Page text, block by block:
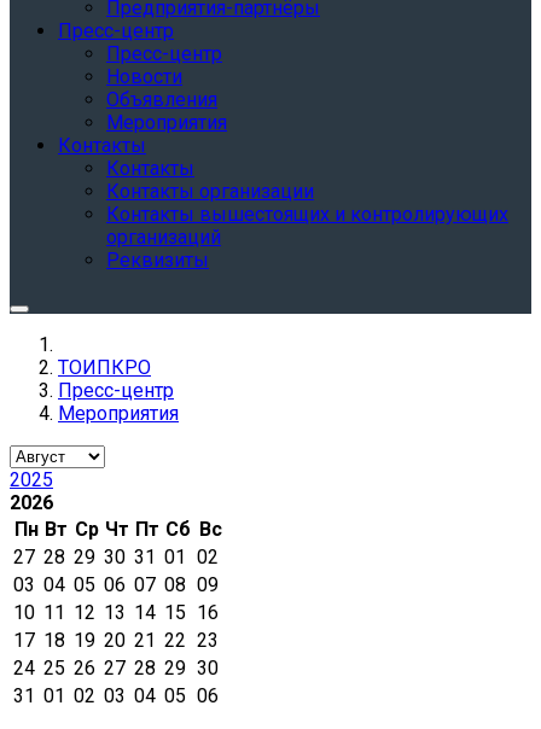
Предприятия-партнёры
Пресс-центр
Пресс-центр
Новости
Объявления
Мероприятия
Контакты
Контакты
Контакты организации
Контакты вышестоящих и контролирующих
организаций
Реквизиты
ТОИПКРО
Пресс-центр
Мероприятия
2025
2026
Пн Вт Ср Чт Пт Сб Вс
27 28 29 30 31 01 02
03 04 05 06 07 08 09
10 11 12 13 14 15 16
17 18 19 20 21 22 23
24 25 26 27 28 29 30
31 01 02 03 04 05 06